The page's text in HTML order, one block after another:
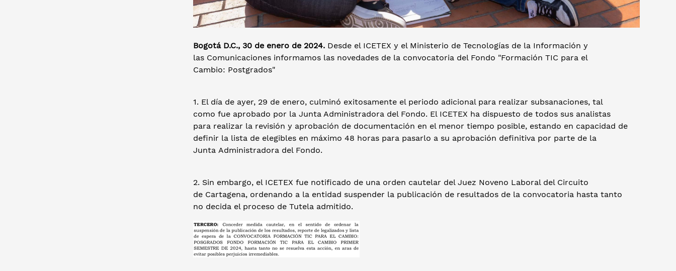
Bogotá D.C., 30 de enero de 2024. Desde el ICETEX y el Ministerio de Tecnologías de la Información y
las Comunicaciones informamos las novedades de la convocatoria del Fondo "Formación TIC para el
Cambio: Postgrados"
1. El día de ayer, 29 de enero, culminó exitosamente el periodo adicional para realizar subsanaciones, tal
como fue aprobado por la Junta Administradora del Fondo. El ICETEX ha dispuesto de todos sus analistas
para realizar la revisión y aprobación de documentación en el menor tiempo posible, estando en capacidad de
definir la lista de elegibles en máximo 48 horas para pasarlo a su aprobación definitiva por parte de la
Junta Administradora del Fondo.
2. Sin embargo, el ICETEX fue notificado de una orden cautelar del Juez Noveno Laboral del Circuito
de Cartagena, ordenando a la entidad suspender la publicación de resultados de la convocatoria hasta tanto
no decida el proceso de Tutela admitido.